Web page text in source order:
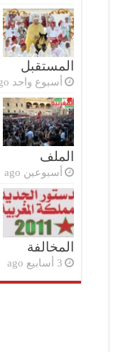
المستقبل
أسبوع واحد ago
الملف
أسبوعين ago
المخالفة
3 أسابيع ago